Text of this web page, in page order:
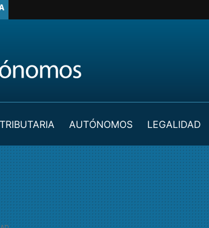
AUTÓNOMOS
LEGALIDAD